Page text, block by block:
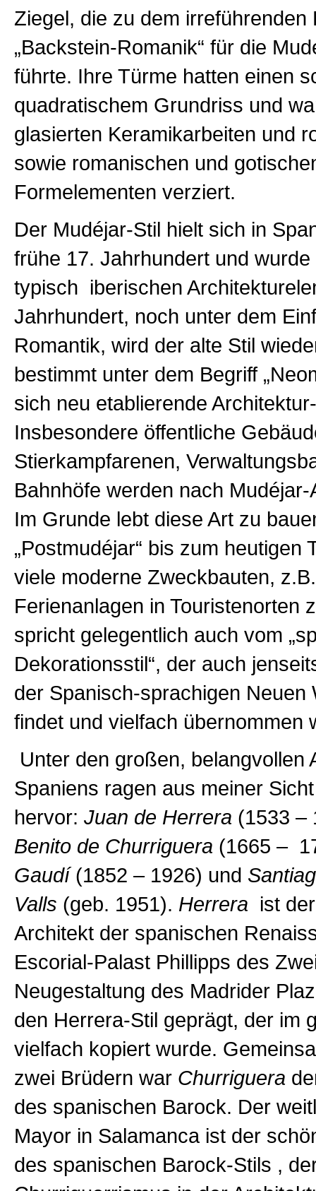
Ziegel, die zu dem irreführenden
„Backstein-Romanik“ für die
führte. Ihre Türme hatten einen
quadratischem Grundriss und
glasierten Keramikarbeiten und
sowie romanischen und
Formelementen verziert.
Der Mudéjar-Stil hielt sich in
frühe 17. Jahrhundert und
typisch iberischen
Jahrhundert, noch unter dem
Romantik, wird der alte Stil
bestimmt unter dem Begriff
sich neu etablierende
Insbesondere öffentliche
Stierkampfarenen,
Bahnhöfe werden nach
Im Grunde lebt diese Art zu
„Postmudéjar“ bis zum heutigen
viele moderne Zweckbauten,
Ferienanlagen in Touristenorten
spricht gelegentlich auch vom
Dekorationsstil“, der auch
der Spanisch-sprachigen Neuen
findet und vielfach übernommen
Unter den großen, belangvollen
Spaniens ragen aus meiner
hervor: Juan de Herrera (1533 –
Benito de Churriguera (1665 –
Gaudí(1852 – 1926) und
Valls (geb. 1951). Herrera ist
Architekt der spanischen
Escorial-Palast Phillipps des
Neugestaltung des Madrider
den Herrera-Stil geprägt, der im
vielfach kopiert wurde.
zwei Brüdern war Churriguera
des spanischen Barock. Der
Mayor in Salamanca ist der
des spanischen Barock-Stils ,